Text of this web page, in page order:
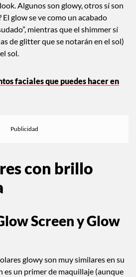
Algunos son glowy, otros sí son
glow se ve como un acabado
mientras que el shimmer sí
de glitter que se notarán en el sol)
sol.
faciales que puedes hacer en
con brillo
Screen y Glow
glowy son muy similares en su
es un primer de maquillaje (aunque